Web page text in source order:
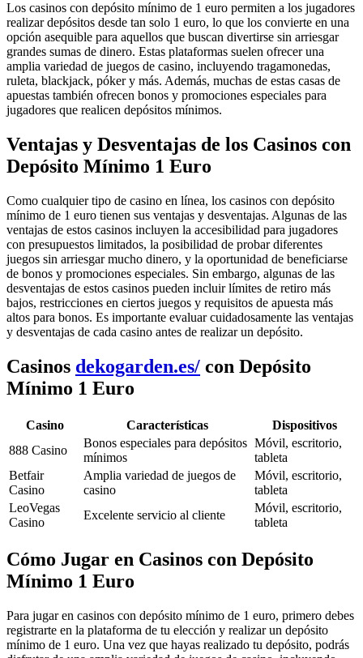
Los casinos con depósito mínimo de 1 euro permiten a los jugadores
realizar depósitos desde tan solo 1 euro, lo que los convierte en una
opción asequible para aquellos que buscan divertirse sin arriesgar
grandes sumas de dinero. Estas plataformas suelen ofrecer una
amplia variedad de juegos de casino, incluyendo tragamonedas,
ruleta, blackjack, póker y más. Además, muchas de estas casas de
apuestas también ofrecen bonos y promociones especiales para
jugadores que realicen depósitos mínimos.
Ventajas y Desventajas de los Casinos con
Depósito Mínimo 1 Euro
Como cualquier tipo de casino en línea, los casinos con depósito
mínimo de 1 euro tienen sus ventajas y desventajas. Algunas de las
ventajas de estos casinos incluyen la accesibilidad para jugadores
con presupuestos limitados, la posibilidad de probar diferentes
juegos sin arriesgar mucho dinero, y la oportunidad de beneficiarse
de bonos y promociones especiales. Sin embargo, algunas de las
desventajas de estos casinos pueden incluir límites de retiro más
bajos, restricciones en ciertos juegos y requisitos de apuesta más
altos para bonos. Es importante evaluar cuidadosamente las ventajas
y desventajas de cada casino antes de realizar un depósito.
Casinos dekogarden.es/ con Depósito
Mínimo 1 Euro
Casino Características
Dispositivos
888 Casino
Bonos especiales para depósitos
mínimos
Móvil, escritorio,
tableta
Betfair
Casino
Amplia variedad de juegos de
casino
Móvil, escritorio,
tableta
LeoVegas
Casino
Excelente servicio al cliente
Móvil, escritorio,
tableta
Cómo Jugar en Casinos con Depósito
Mínimo 1 Euro
Para jugar en casinos con depósito mínimo de 1 euro, primero debes
registrarte en la plataforma de tu elección y realizar un depósito
mínimo de 1 euro. Una vez que hayas realizado tu depósito, podrás